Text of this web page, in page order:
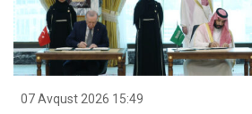
07 Avqust 2026 15:49